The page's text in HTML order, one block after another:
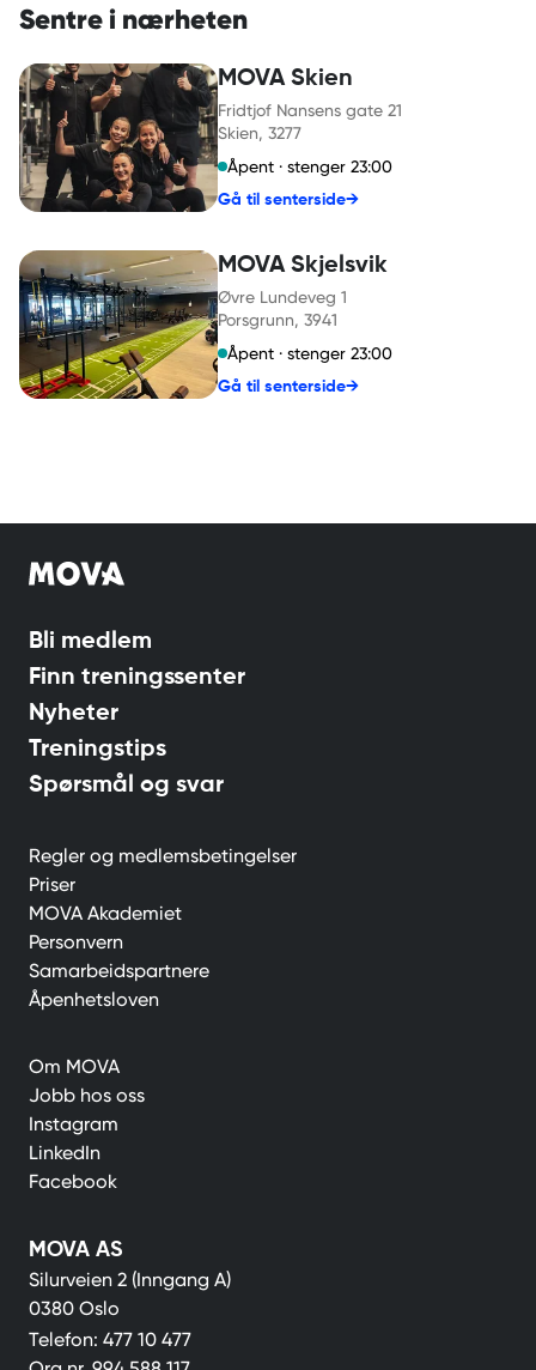
på formiddagen, og det er veldig
attraktiv beliggenhet som gjør at jeg
fortsatt holder meg her.
Sentre i nærheten
MOVA Skien
Fridtjof Nansens gate 21
Skien, 3277
Åpent · stenger 23:00
Gå til senterside→
MOVA Skjelsvik
Øvre Lundeveg 1
Porsgrunn, 3941
Åpent · stenger 23:00
Gå til senterside→
Bli medlem
Finn treningssenter
Nyheter
Treningstips
Spørsmål og svar
Regler og medlemsbetingelser
Priser
MOVA Akademiet
Personvern
Samarbeidspartnere
Åpenhetsloven
Om MOVA
Jobb hos oss
Instagram
LinkedIn
Facebook
MOVA AS
Silurveien 2 (Inngang A)
0380 Oslo
Telefon: 477 10 477